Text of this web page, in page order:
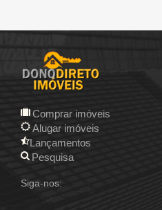
Comprar imóveis
Alugar imóveis
Lançamentos
Pesquisa
Siga-nos: